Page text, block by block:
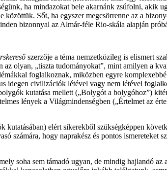
ha mindazokat bele akarnánk zsúfolni, akik
Sőt, ha egyszer megcsörrenne az a
bizonnyal az Almár-féle Rio-skála alapján
szerzője a téma nemzetközileg is elismert
olyan, „tiszta tudományokat”, mint amilyen a
foglalkoznak, miközben egyre
idegen civilizációk létével vagy nem létével
kutatása mellett („Bolygót a bolygóhoz”)
lények a Világmindenségben („Értelmet az
elért sikerekből szükségképpen
hogy naprakész és pontos ismereteket
soha sem támadó ugyan, de mindig hajlandó az